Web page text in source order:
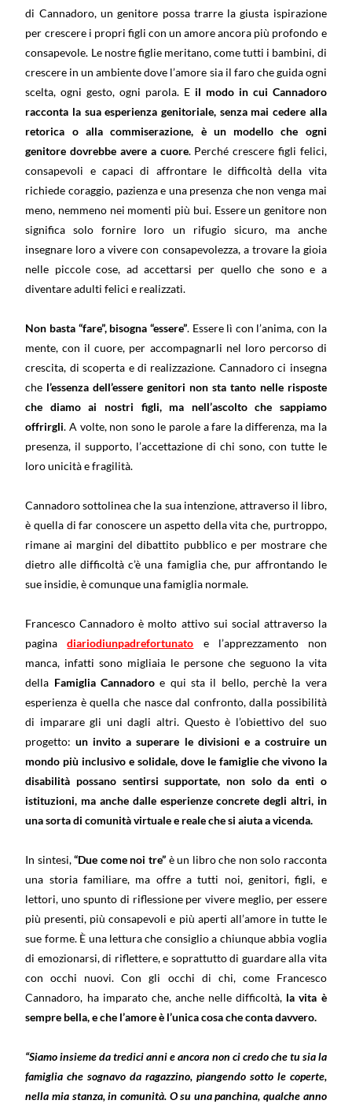
di Cannadoro, un genitore possa trarre la giusta ispirazione
per crescere i propri figli con un amore ancora più profondo e
consapevole. Le nostre figlie meritano, come tutti i bambini, di
crescere in un ambiente dove l’amore sia il faro che guida ogni
scelta, ogni gesto, ogni parola. E il modo in cui Cannadoro
racconta la sua esperienza genitoriale, senza mai cedere alla
retorica o alla commiserazione, è un modello che ogni
genitore dovrebbe avere a cuore. Perché crescere figli felici,
consapevoli e capaci di affrontare le difficoltà della vita
richiede coraggio, pazienza e una presenza che non venga mai
meno, nemmeno nei momenti più bui. Essere un genitore non
significa solo fornire loro un rifugio sicuro, ma anche
insegnare loro a vivere con consapevolezza, a trovare la gioia
nelle piccole cose, ad accettarsi per quello che sono e a
diventare adulti felici e realizzati.
Non basta “fare”, bisogna “essere”. Essere lì con l’anima, con la
mente, con il cuore, per accompagnarli nel loro percorso di
crescita, di scoperta e di realizzazione. Cannadoro ci insegna
che l’essenza dell’essere genitori non sta tanto nelle risposte
che diamo ai nostri figli, ma nell’ascolto che sappiamo
offrirgli. A volte, non sono le parole a fare la differenza, ma la
presenza, il supporto, l’accettazione di chi sono, con tutte le
loro unicità e fragilità.
Cannadoro sottolinea che la sua intenzione, attraverso il libro,
è quella di far conoscere un aspetto della vita che, purtroppo,
rimane ai margini del dibattito pubblico e per mostrare che
dietro alle difficoltà c’è una famiglia che, pur affrontando le
sue insidie, è comunque una famiglia normale.
Francesco Cannadoro è molto attivo sui social attraverso la
paginadiariodiunpadrefortunato e l’apprezzamento non
manca, infatti sono migliaia le persone che seguono la vita
della Famiglia Cannadoro e qui sta il bello, perchè la vera
esperienza è quella che nasce dal confronto, dalla possibilità
di imparare gli uni dagli altri. Questo è l’obiettivo del suo
progetto:un invito a superare le divisioni e a costruire un
mondo più inclusivo e solidale, dove le famiglie che vivono la
disabilità possano sentirsi supportate, non solo da enti o
istituzioni, ma anche dalle esperienze concrete degli altri, in
una sorta di comunità virtuale e reale che si aiuta a vicenda.
In sintesi,“Due come noi tre”è un libro che non solo racconta
una storia familiare, ma offre a tutti noi, genitori, figli, e
lettori, uno spunto di riflessione per vivere meglio, per essere
più presenti, più consapevoli e più aperti all’amore in tutte le
sue forme. È una lettura che consiglio a chiunque abbia voglia
di emozionarsi, di riflettere, e soprattutto di guardare alla vita
con occhi nuovi. Con gli occhi di chi, come Francesco
Cannadoro, ha imparato che, anche nelle difficoltà, la vita è
sempre bella, e che l’amore è l’unica cosa che conta davvero.
“Siamo insieme da tredici anni e ancora non ci credo che tu sia la
famiglia che sognavo da ragazzino, piangendo sotto le coperte,
nella mia stanza, in comunità. O su una panchina, qualche anno